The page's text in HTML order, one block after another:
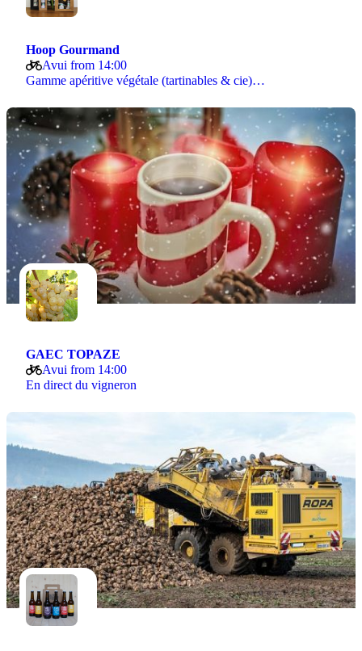
Hoop Gourmand
Avui from 14:00
Gamme apéritive végétale (tartinables & cie)…
GAEC TOPAZE
Avui from 14:00
En direct du vigneron